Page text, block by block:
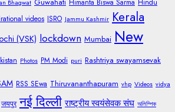
Bhagwat Himanta Biswa Sarma Hindu
videos ISRO Jammu Kashmir Kerala
(VSK) lockdown Mumbai New
Photos PM Modi puri Rashtriya swayamsevak
RSS SEwa Thiruvananthapuram vhp Videos vidya
जयपुर नई दिल्ली राष्ट्रीय स्वयंसेवक संघ অলিম্পিক